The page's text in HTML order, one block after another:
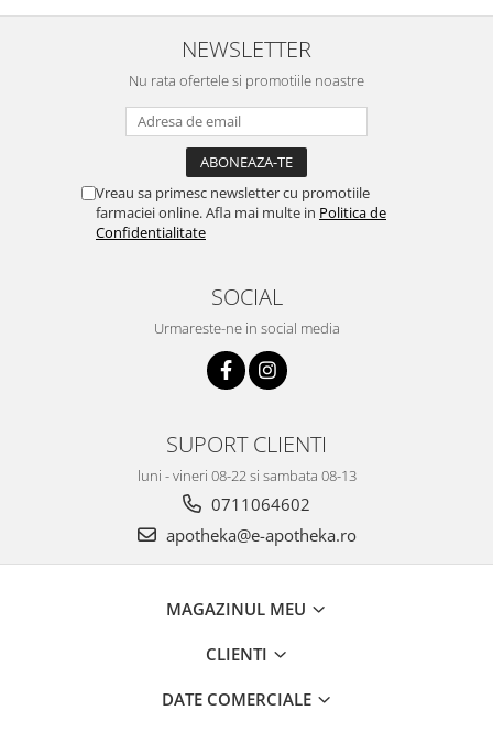
NEWSLETTER
Nu rata ofertele si promotiile noastre
Vreau sa primesc newsletter cu promotiile
farmaciei online. Afla mai multe in Politica de
Confidentialitate
SOCIAL
Urmareste-ne in social media
SUPORT CLIENTI
luni - vineri 08-22 si sambata 08-13
0711064602
apotheka@e-apotheka.ro
MAGAZINUL MEU
CLIENTI
DATE COMERCIALE